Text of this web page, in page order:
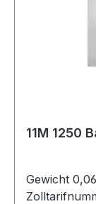
11M 1250
Gewicht